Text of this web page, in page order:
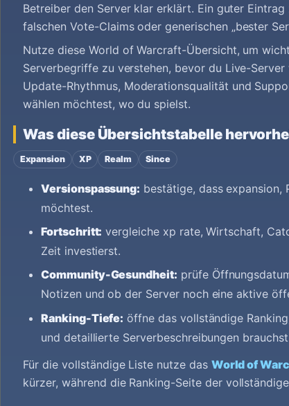
Betreiber den Server klar erklärt. Ein guter
falschen Vote-Claims oder generischen „bester
Nutze diese World of Warcraft-Übersicht, um
Serverbegriffe zu verstehen, bevor du Live-
Update-Rhythmus, Moderationsqualität und
wählen möchtest, wo du spielst.
Was diese Übersichtstabelle
Expansion XP Realm Since
Versionspassung: bestätige, dass expansion,
möchtest.
Fortschritt: vergleiche xp rate, Wirtschaft,
Zeit investierst.
Community-Gesundheit: prüfe
Notizen und ob der Server noch eine aktive
Ranking-Tiefe: öffne das vollständige
und detaillierte Serverbeschreibungen
Für die vollständige Liste nutze das World of
kürzer, während die Ranking-Seite der